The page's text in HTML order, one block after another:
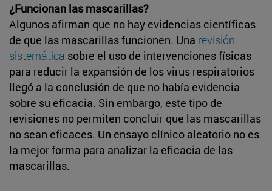
¿Funcionan las mascarillas?
Algunos afirman que no hay evidencias científicas
de que las mascarillas funcionen. Una revisión
sistemática sobre el uso de intervenciones físicas
para reducir la expansión de los virus respiratorios
llegó a la conclusión de que no había evidencia
sobre su eficacia. Sin embargo, este tipo de
revisiones no permiten concluir que las mascarillas
no sean eficaces. Un ensayo clínico aleatorio no es
la mejor forma para analizar la eficacia de las
mascarillas.